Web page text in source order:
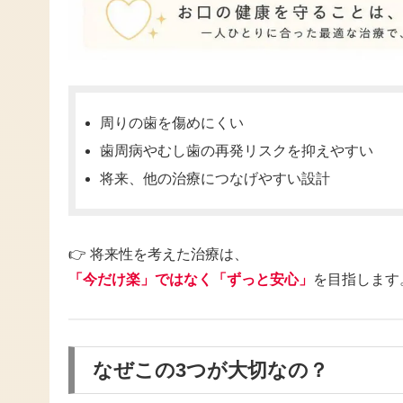
周りの歯を傷めにくい
歯周病やむし歯の再発リスクを抑えやすい
将来、他の治療につなげやすい設計
👉 将来性を考えた治療は、
「今だけ楽」ではなく「ずっと安心」 を目指します
なぜこの3つが大切なの？